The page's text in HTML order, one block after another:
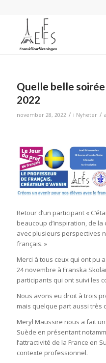
Quelle belle
2022
november 28, 2022 / i Nyheter /
Retour d’un participant «
beaucoup d’inspiration, de
avec plusieurs perspectives
français. »
Merci à tous ceux qui ont pu
24 novembre à Franska
participants qui ont suivi les
Nous avons eu droit à trois
mais quelque part aussi très
Meryl Maussire nous a fait
Suède en présentant
l’attractivité de la France en
contexte professionnel.